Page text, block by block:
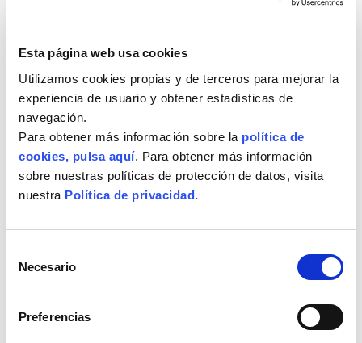
Esta página web usa cookies
Utilizamos cookies propias y de terceros para mejorar la
experiencia de usuario y obtener estadísticas de
navegación.
Para obtener más información sobre la política de
cookies, pulsa aquí. Para obtener más información
sobre nuestras políticas de protección de datos, visita
nuestra Política de privacidad.
Necesario
Preferencias